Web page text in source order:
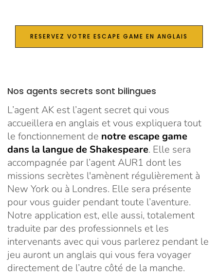
RESERVEZ VOTRE ESCAPE GAME EN ANGLAIS
Nos agents secrets sont bilingues
L’agent AK est l’agent secret qui vous
accueillera en anglais et vous expliquera tout
le fonctionnement de notre escape game
dans la langue de Shakespeare. Elle sera
accompagnée par l’agent AUR1 dont les
missions secrètes l'amènent régulièrement à
New York ou à Londres. Elle sera présente
pour vous guider pendant toute l’aventure.
Notre application est, elle aussi, totalement
traduite par des professionnels et les
intervenants avec qui vous parlerez pendant le
jeu auront un anglais qui vous fera voyager
directement de l’autre côté de la manche.